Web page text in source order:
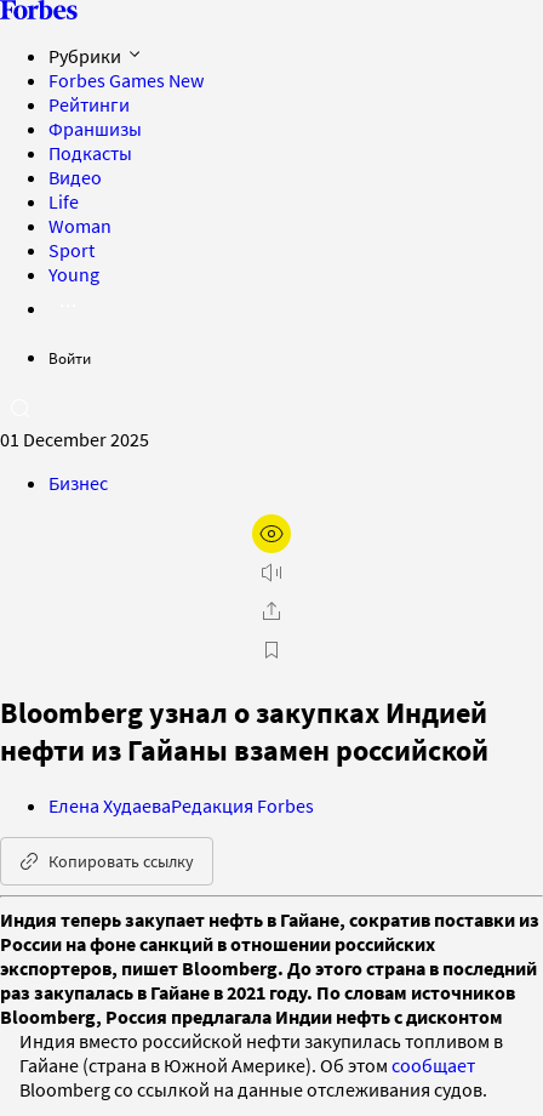
Рубрики
Forbes Games New
Рейтинги
Франшизы
Подкасты
Видео
Life
Woman
Sport
Young
Войти
01 December 2025
Бизнес
Bloomberg узнал о закупках Индией
нефти из Гайаны взамен российской
Елена ХудаеваРедакция Forbes
Копировать ссылку
Индия теперь закупает нефть в Гайане, сократив поставки из
России на фоне санкций в отношении российских
экспортеров, пишет Bloomberg. До этого страна в последний
раз закупалась в Гайане в 2021 году. По словам источников
Bloomberg, Россия предлагала Индии нефть с дисконтом
Индия вместо российской нефти закупилась топливом в
Гайане (страна в Южной Америке). Об этом сообщает
Bloomberg со ссылкой на данные отслеживания судов.